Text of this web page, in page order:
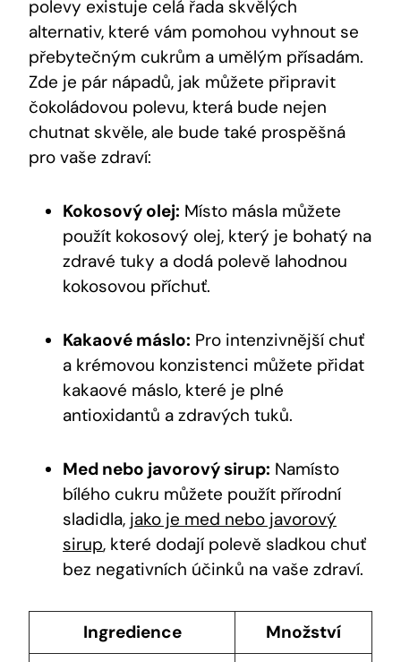
polevy existuje celá řada skvělých
alternativ, které vám pomohou vyhnout se
přebytečným cukrům a umělým přísadám.
Zde je pár nápadů, jak můžete připravit
čokoládovou polevu, která bude nejen
chutnat skvěle, ale bude také prospěšná
pro vaše zdraví:
Kokosový olej: Místo másla můžete
použít kokosový olej, který je bohatý na
zdravé tuky a dodá polevě lahodnou
kokosovou příchuť.
Kakaové máslo: Pro intenzivnější chuť
a krémovou konzistenci můžete přidat
kakaové máslo, které je plné
antioxidantů a zdravých tuků.
Med nebo javorový sirup: Namísto
bílého cukru můžete použít přírodní
sladidla, jako je med nebo javorový
sirup, které dodají polevě sladkou chuť
bez negativních účinků na vaše zdraví.
Ingredience
Množství